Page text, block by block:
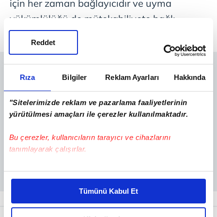
Rıza Bilgiler Reklam Ayarları Hakkında
"Sitelerimizde reklam ve pazarlama faaliyetlerinin
yürütülmesi amaçları ile çerezler kullanılmaktadır.
Bu çerezler, kullanıcıların tarayıcı ve cihazlarını
tanımlayarak çalışırlar.
Bu çerezlere izin vermeniz halinde sizlere özel
daha iyi reklam deneyimi yaşatabiliriz. Bunu yaparken
amacımızın size daha iyi bir reklam deneyimi sunmak
Tümünü Kabul Et
Reddet
için her zaman bağlayıcıdır ve uyma
yükümlülüğü de mütekabiliyete bağlı
değildir." değerlendirmesinde bulundu.